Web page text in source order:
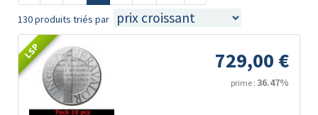
130 produits triés par
LSP 729,00 €
prime : 36.47%